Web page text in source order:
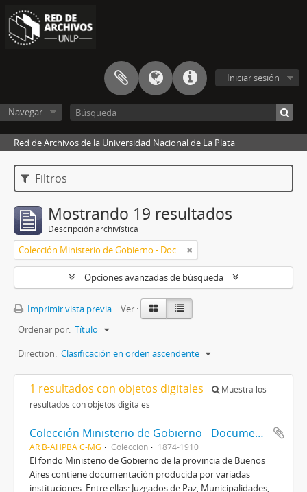
Iniciar sesión
Navegar
Red de Archivos de la Universidad Nacional de La Plata
Filtros
Mostrando 19 resultados
Descripción archivística
Colección Ministerio de Gobierno - Documentos de la Universidad Provincial
Opciones avanzadas de búsqueda
Imprimir vista previa
Ver :
Ordenar por: Título
Direction: Clasificación en orden ascendente
1 resultados con objetos digitales
Muestra los
resultados con objetos digitales
Colección Ministerio de Gobierno - Documentos de la Universidad Provincial
AR B-AHPBA C-MG Colección 1874-1910
El fondo Ministerio de Gobierno de la provincia de Buenos
Aires contiene documentación producida por variadas
instituciones. Entre ellas: Juzgados de Paz, Municipalidades,